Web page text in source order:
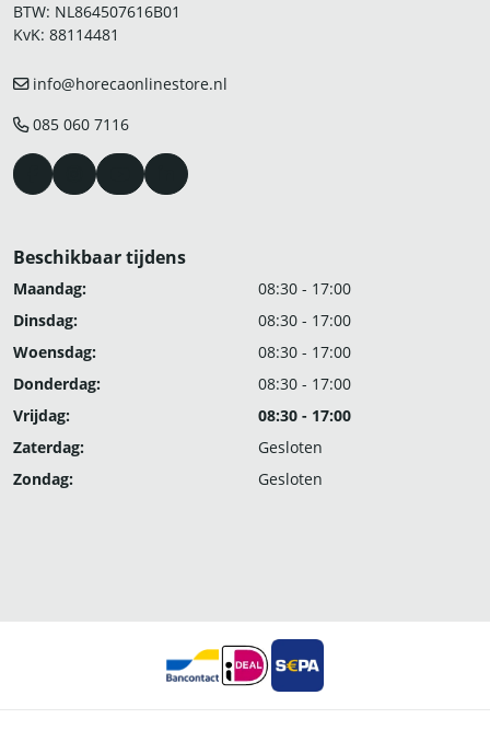
BTW: NL864507616B01
KvK: 88114481
info@horecaonlinestore.nl
085 060 7116
Beschikbaar tijdens
Maandag:
08:30 - 17:00
Dinsdag:
08:30 - 17:00
Woensdag:
08:30 - 17:00
Donderdag:
08:30 - 17:00
Vrijdag:
08:30 - 17:00
Zaterdag:
Gesloten
Zondag:
Gesloten